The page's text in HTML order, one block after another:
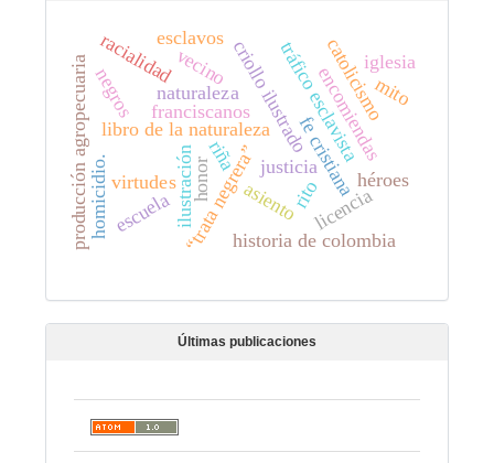
ilustración
criollo ilustradofe cristiana
virtudes
libro de la naturaleza tráfico esclavista
“trata negrera”asiento licencia
historia de colombia
franciscanos encomiendas
producción agropecuaria naturaleza
vecino
racialidad
justicia
honor
riña
homicidio. héroes
catolicismo
escuela rito
mito
negros
esclavos
iglesia
Últimas publicaciones